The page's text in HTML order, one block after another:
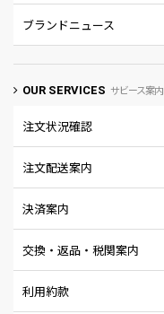
ブランドニュース
OUR SERVICES サビース案内
注文状況確認
注文配送案内
決済案内
交換・返品・税関案内
利用約款